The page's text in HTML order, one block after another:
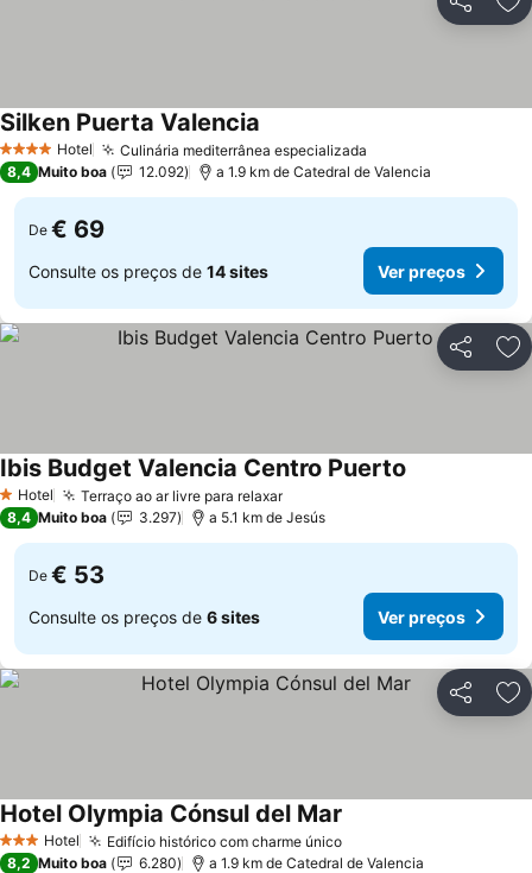
Partilhar
4 EstrelasHotel Culinária mediterrânea especializada
Silken Puerta Valencia
8,4 Muito boa 12.092 a 1.9 km de Catedral de Valencia
De € 69
Consulte os preços de 14 sites Ver preços
Partilhar
1 Estrelas
Hotel Terraço ao ar livre para relaxar
Ibis Budget Valencia Centro Puerto
8,4 Muito boa 3.297 a 5.1 km de Jesús
De € 53
Consulte os preços de 6 sites Ver preços
Partilhar
3 EstrelasHotel Edifício histórico com charme único
Hotel Olympia Cónsul del Mar
8,2 Muito boa 6.280 a 1.9 km de Catedral de Valencia